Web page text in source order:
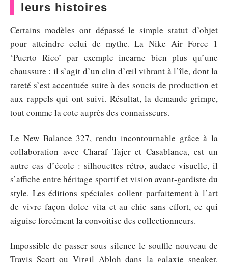
leurs histoires
Certains modèles ont dépassé le simple statut d’objet
pour atteindre celui de mythe. La Nike Air Force 1
‘Puerto Rico’ par exemple incarne bien plus qu’une
chaussure : il s’agit d’un clin d’œil vibrant à l’île, dont la
rareté s’est accentuée suite à des soucis de production et
aux rappels qui ont suivi. Résultat, la demande grimpe,
tout comme la cote auprès des connaisseurs.
Le New Balance 327, rendu incontournable grâce à la
collaboration avec Charaf Tajer et Casablanca, est un
autre cas d’école : silhouettes rétro, audace visuelle, il
s’affiche entre héritage sportif et vision avant-gardiste du
style. Les éditions spéciales collent parfaitement à l’art
de vivre façon dolce vita et au chic sans effort, ce qui
aiguise forcément la convoitise des collectionneurs.
Impossible de passer sous silence le souffle nouveau de
Travis Scott ou Virgil Abloh dans la galaxie sneaker.